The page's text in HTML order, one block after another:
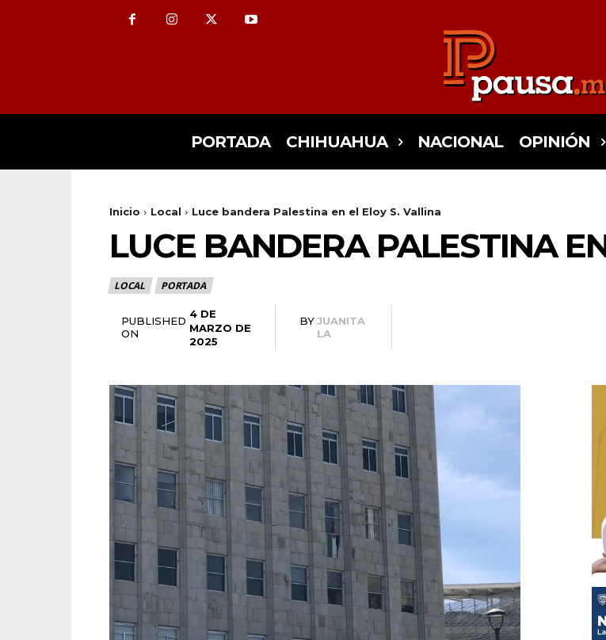
PORTADA CHIHUAHUA NACIONAL OPINIÓN
Inicio Local Luce bandera Palestina en el Eloy S. Vallina
LUCE BANDERA PALESTINA
LOCAL PORTADA
PUBLISHED
ON
4 DE
MARZO DE
2025
BYJUANITA
LA